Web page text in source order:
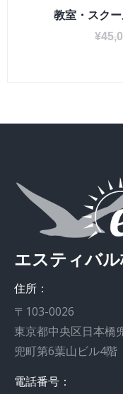
教室・スク
¥
エスティバ
住所：
〒103-0026
東京都中央区日本橋
兜町第6葉山ビル4階
電話番号：